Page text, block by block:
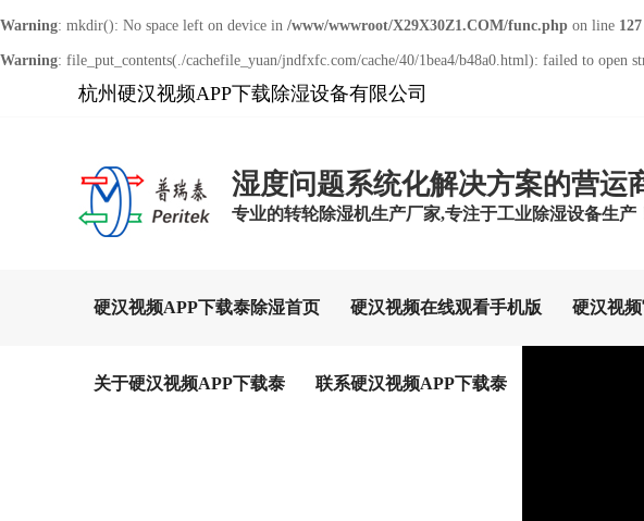
Warning: mkdir(): No space left on device in /www/wwwroot/X29X30Z1.COM/func.php on line 127
Warning: file_put_contents(./cachefile_yuan/jndfxfc.com/cache/40/1bea4/b48a0.html): failed to open
杭州硬汉视频APP下载除湿设备有限公司
湿度问题系统化解决方案的营运
专业的转轮除湿机生产厂家,专注于工业除湿设备生产
硬汉视频APP下载泰除湿首页 硬汉视频在线观看手机版 硬汉视
关于硬汉视频APP下载泰 联系硬汉视频APP下载泰